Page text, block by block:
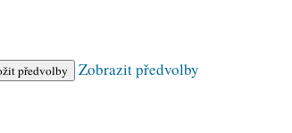
předvolby
Zobrazit předvolby